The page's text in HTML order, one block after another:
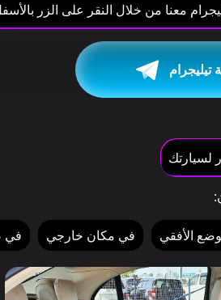
معنا من خلال النقر على الزر
تيليجرام
الأفقي في مكان خارجي في